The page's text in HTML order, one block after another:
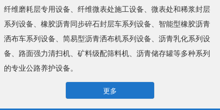
纤维磨耗层专用设备、纤维微表处施工设备、微表处和稀浆封层
系列设备、橡胶沥青同步碎石封层车系列设备、智能型橡胶沥青
洒布车系列设备、简易型沥青洒布机系列设备、沥青乳化系列设
备、路面强力清扫机、矿料级配筛料机、沥青储存罐等多种系列
的专业公路养护设备。
更多